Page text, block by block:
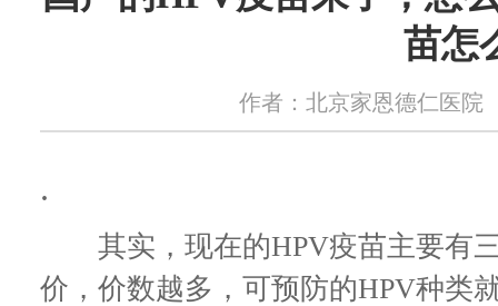
苗怎
作者：北京家恩德仁医院
.
其实，现在的HPV疫苗主要有
价，价数越多，可预防的HPV种类